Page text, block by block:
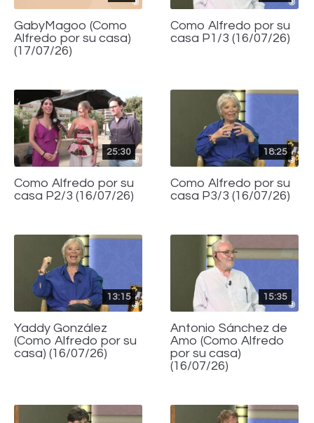
GabyMagoo (Como
Alfredo por su casa)
(17/07/26)
Como Alfredo por su
casa P1/3 (16/07/26)
25:30
Como Alfredo por su
casa P2/3 (16/07/26)
18:25
Como Alfredo por su
casa P3/3 (16/07/26)
13:15
Yaddy González
(Como Alfredo por su
casa) (16/07/26)
15:35
Antonio Sánchez de
Amo (Como Alfredo
por su casa)
(16/07/26)